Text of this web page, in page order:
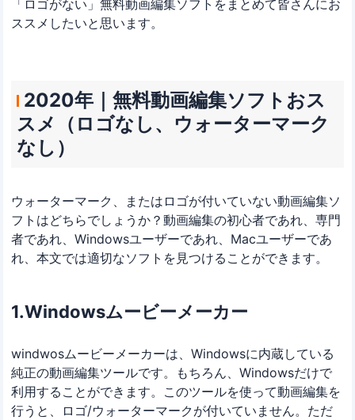
「ロゴがない」無料動画編集ソフトをまとめて皆さんにお
ススメしたいと思います。
2020年｜無料動画編集ソフトおス
スメ（ロゴなし、ウォーターマーク
なし）
ウォーターマーク、またはロゴが付いていない動画編集ソ
フトはどちらでしょうか？動画編集の初心者であれ、専門
者であれ、Windowsユーザーであれ、Macユーザーであ
れ、本文では適切なソフトを見つけることができます。
1.Windowsムービーメーカー
windwosムービーメーカーは、Windowsに内蔵している
純正の動画編集ツールです。もちろん、Windowsだけで
利用することができます。このツールを使って動画編集を
行うと、ロゴ/ウォーターマークが付いていません。ただ